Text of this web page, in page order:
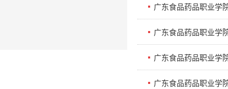
广东食品药品职业学
广东食品药品职业学
广东食品药品职业学